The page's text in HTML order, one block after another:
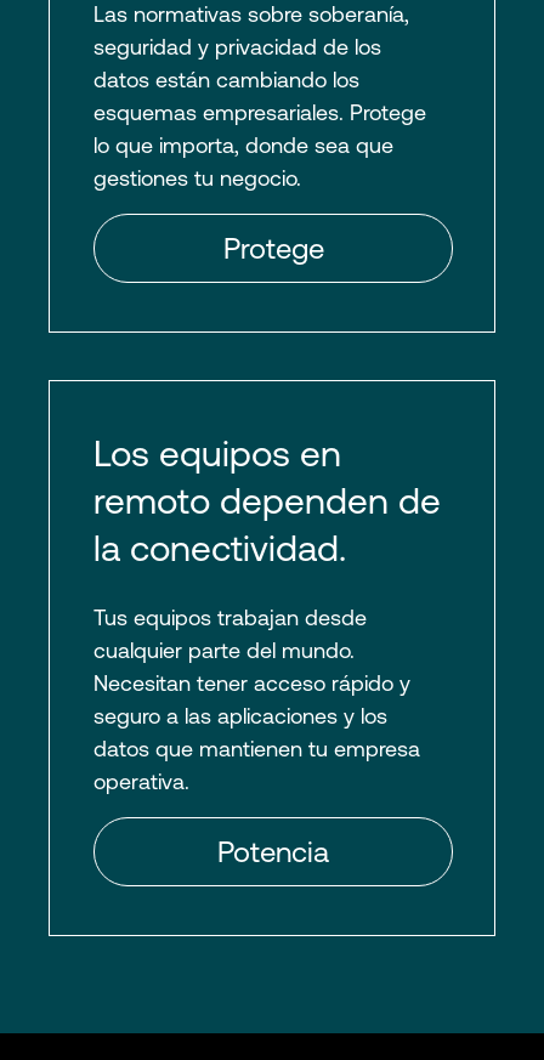
Las normativas sobre soberanía,
seguridad y privacidad de los
datos están cambiando los
esquemas empresariales. Protege
lo que importa, donde sea que
gestiones tu negocio.
Los equipos en
remoto dependen de
la conectividad.
Tus equipos trabajan desde
cualquier parte del mundo.
Necesitan tener acceso rápido y
seguro a las aplicaciones y los
datos que mantienen tu empresa
operativa.